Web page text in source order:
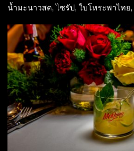
น้ำมะนาวสด, ไซรัป, ใบโหระพาไทย